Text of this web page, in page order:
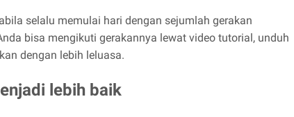
selalu memulai hari dengan sejumlah gerakan
bisa mengikuti gerakannya lewat video tutorial, unduh
dengan lebih leluasa.
lebih baik